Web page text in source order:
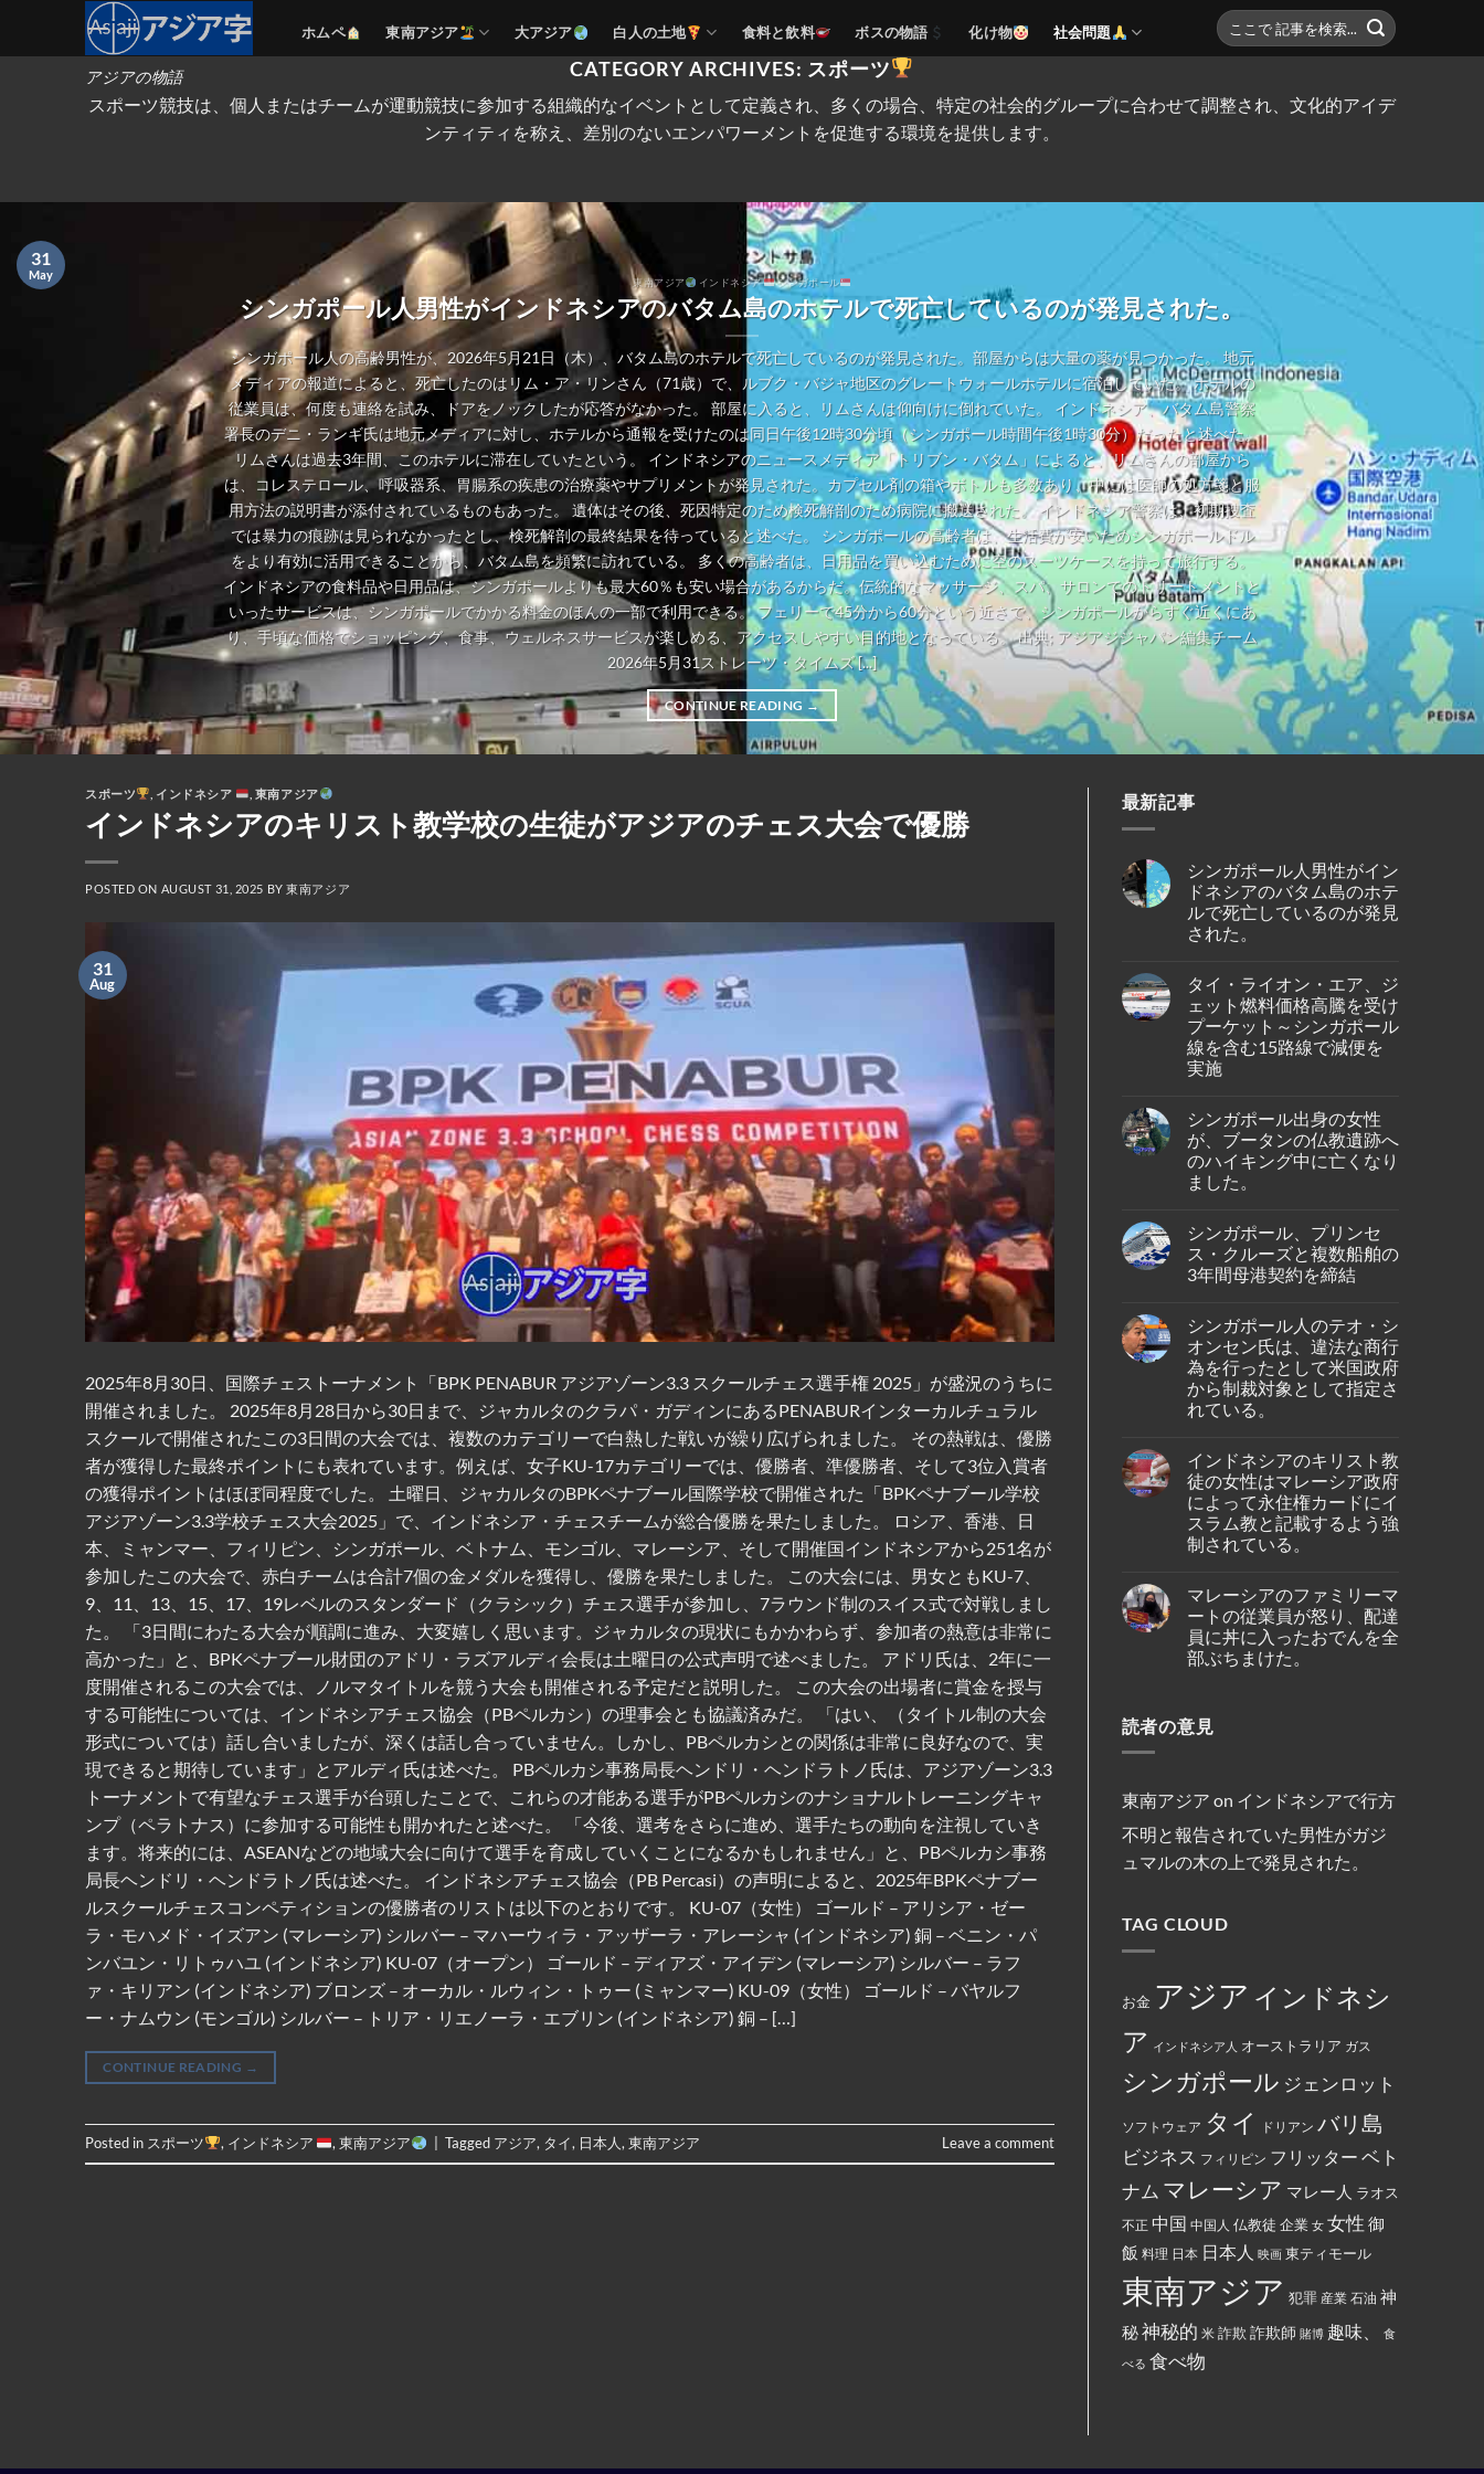
アジアの物語
ホムペ 東南アジア 大アジア 白人の土地 食料と飲料 ボスの物語 化け物 社会問題
CATEGORY ARCHIVES: スポーツ
スポーツ競技は、個人またはチームが運動競技に参加する組織的なイベントとして定義され、多くの場合、特定の社会的グループに合わせて調整され、文化的アイデ
ンティティを称え、差別のないエンパワーメントを促進する環境を提供します。
東南アジア インドネシア シンガポール
シンガポール人男性がインドネシアのバタム島のホテルで死亡しているのが発見された。
シンガポール人の高齢男性が、2026年5月21日（木）、バタム島のホテルで死亡しているのが発見された。部屋からは大量の薬が見つかった。 地元
メディアの報道によると、死亡したのはリム・ア・リンさん（71歳）で、ルブク・バジャ地区のグレートウォールホテルに宿泊していた。 ホテルの
従業員は、何度も連絡を試み、ドアをノックしたが応答がなかった。 部屋に入ると、リムさんは仰向けに倒れていた。 インドネシア、バタム島警察
署長のデニ・ランギ氏は地元メディアに対し、ホテルから通報を受けたのは同日午後12時30分頃（シンガポール時間午後1時30分）だったと述べた。
リムさんは過去3年間、このホテルに滞在していたという。 インドネシアのニュースメディア「トリブン・バタム」によると、リムさんの部屋から
は、コレステロール、呼吸器系、胃腸系の疾患の治療薬やサプリメントが発見された。カプセル剤の箱やボトルも多数あり、中には医師の処方箋と服
用方法の説明書が添付されているものもあった。 遺体はその後、死因特定のため検死解剖のため病院に搬送された。 インドネシア警察は、初期捜査
では暴力の痕跡は見られなかったとし、検死解剖の最終結果を待っていると述べた。 シンガポールの高齢者は、生活費が安いためシンガポールドル
をより有効に活用できることから、バタム島を頻繁に訪れている。 多くの高齢者は、日用品を買い込むために空のスーツケースを持って旅行する。
インドネシアの食料品や日用品は、シンガポールよりも最大60％も安い場合があるからだ。伝統的なマッサージ、スパ、サロンでのトリートメントと
いったサービスは、シンガポールでかかる料金のほんの一部で利用できる。 フェリーで45分から60分という近さで、シンガポールからすぐ近くにあ
り、手頃な価格でショッピング、食事、ウェルネスサービスが楽しめる、アクセスしやすい目的地となっている。 出典; アジアジジャパン編集チーム
2026年5月31ストレーツ・タイムズ [...]
CONTINUE READING →
31
May
スポーツ インドネシア 東南アジア
インドネシアのキリスト教学校の生徒がアジアのチェス大会で優勝
POSTED ON AUGUST 31, 2025 BY東南アジア
31
Aug
2025年8月30日、国際チェストーナメント「BPK PENABUR アジアゾーン3.3 スクールチェス選手権 2025」が盛況のうちに
開催されました。 2025年8月28日から30日まで、ジャカルタのクラパ・ガディンにあるPENA​​BURインターカルチュラル
スクールで開催されたこの3日間の大会では、複数のカテゴリーで白熱した戦いが繰り広げられました。 その熱戦は、優勝
者が獲得した最終ポイントにも表れています。例えば、女子KU-17カテゴリーでは、優勝者、準優勝者、そして3位入賞者
の獲得ポイントはほぼ同程度でした。 土曜日、ジャカルタのBPKペナブール国際学校で開催された「BPKペナブール学校
アジアゾーン3.3学校チェス大会2025」で、インドネシア・チェスチームが総合優勝を果たしました。 ロシア、香港、日
本、ミャンマー、フィリピン、シンガポール、ベトナム、モンゴル、マレーシア、そして開催国インドネシアから251名が
参加したこの大会で、赤白チームは合計7個の金メダルを獲得し、優勝を果たしました。 この大会には、男女ともKU-7、
9、11、13、15、17、19レベルのスタンダード（クラシック）チェス選手が参加し、7ラウンド制のスイス式で対戦しまし
た。 「3日間にわたる大会が順調に進み、大変嬉しく思います。ジャカルタの現状にもかかわらず、参加者の熱意は非常に
高かった」と、BPKペナブール財団のアドリ・ラズアルディ会長は土曜日の公式声明で述べました。 アドリ氏は、2年に一
度開催されるこの大会では、ノルマタイトルを競う大会も開催される予定だと説明した。 この大会の出場者に賞金を授与
する可能性については、インドネシアチェス協会（PBペルカシ）の理事会とも協議済みだ。 「はい、（タイトル制の大会
形式については）話し合いましたが、深くは話し合っていません。しかし、PBペルカシとの関係は非常に良好なので、実
現できると期待しています」とアルディ氏は述べた。 PBペルカシ事務局長ヘンドリ・ヘンドラトノ氏は、アジアゾーン3.3
トーナメントで有望なチェス選手が台頭したことで、これらの才能ある選手がPBペルカシのナショナルトレーニングキャ
ンプ（ペラトナス）に参加する可能性も開かれたと述べた。 「今後、選考をさらに進め、選手たちの動向を注視していき
ます。将来的には、ASEANなどの地域大会に向けて選手を育成していくことになるかもしれません」と、PBペルカシ事務
局長ヘンドリ・ヘンドラトノ氏は述べた。 インドネシアチェス協会（PB Percasi）の声明によると、2025年BPKペナブー
ルスクールチェスコンペティションの優勝者のリストは以下のとおりです。 KU-07（女性） ゴールド – アリシア・ゼー
ラ・モハメド・イズアン (マレーシア) シルバー – マハーウィラ・アッザーラ・アレーシャ (インドネシア) 銅 – ベニン・パ
ンバユン・リトゥハユ (インドネシア) KU-07（オープン） ゴールド – ディアズ・アイデン (マレーシア) シルバー – ラフ
ァ・キリアン (インドネシア) ブロンズ – オーカル・ルウィン・トゥー (ミャンマー) KU-09（女性） ゴールド – バヤルフ
ー・ナムウン (モンゴル) シルバー – トリア・リエノーラ・エブリン (インドネシア) 銅 – […]
CONTINUE READING →
Posted in スポーツ , インドネシア ,東南アジア Tagged アジア, タイ, 日本人, 東南アジア Leave a comment
最新記事
シンガポール人男性がイン
ドネシアのバタム島のホテ
ルで死亡しているのが発見
された。
on
シ
ン
ガ
ポ
ー
ル
性
が
イ
ン
ド
ネ
の
バ
タ
ム
島
テ
ル
で
死
亡
し
て
の
が
発
見
さ
れ
た。
タイ・ライオン・エア、ジ
ェット燃料価格高騰を受け
プーケット～シンガポール
線を含む15路線で減便を
実施
on
タ
イ・
ラ
イ
オ
ア、
ジ
ェ
ッ
料
価
格
高
騰
を
受
け
ケ
ッ
ト
～
シ
ン
ガ
ル
線
を
含
む
15
減
便
シンガポール出身の女性
が、ブータンの仏教遺跡へ
のハイキング中に亡くなり
ました。
on
シ
ン
ガ
ル
出
身
の
女
性
が、
ブ
ン
の
仏
教
遺
跡
へ
イ
キ
ン
グ
中
に
り
ま
シンガポール、プリンセ
ス・クルーズと複数船舶の
3年間母港契約を締結
on
シ
ン
ガ
ポ
ー
ル、
セ
ス・
ク
ル
ー
ズ
と
船
3
年
間
約
を
シンガポール人のテオ・シ
オンセン氏は、違法な商行
為を行ったとして米国政府
から制裁対象として指定さ
れている。
on
シ
ン
ガ
ポ
ー
ル
テ
オ・
シ
オ
ン
セ
違
法
を
っ
た
と
国
政
制
裁
と
て
指
さ
れ
い
インドネシアのキリスト教
徒の女性はマレーシア政府
によって永住権カードにイ
スラム教と記載するよう強
制されている。
on
ド
ネ
シ
リ
ス
の
女
は
レ
政
て
永
カ
ド
に
ス
ム
教
と
記
す
よ
強
制
れ
て
い
る。
マレーシアのファミリーマ
ートの従業員が怒り、配達
員に丼に入ったおでんを全
部ぶちまけた。
マ
レ
の
フ
ミ
ー
の
怒
り、
員
丼
に
っ
お
で
ん
を
部
ち
け
た。
読者の意見
東南アジア on インドネシアで行方
不明と報告されていた男性がガジ
ュマルの木の上で発見された。
TAG CLOUD
お金 アジア インドネシ
ア インドネシア人 オーストラリア ガス
シンガポール ジェンロット
ソフトウェア タイ ドリアン バリ島
ビジネス フィリピン フリッター ベト
ナム マレーシア マレー人 ラオス
不正 中国 中国人 仏教徒 企業 女 女性 御
飯 料理 日本 日本人 映画 東ティモール
東南アジア 犯罪 産業 石油 神
秘神秘的 米 詐欺 詐欺師 賭博 趣味、 食
べる 食べ物